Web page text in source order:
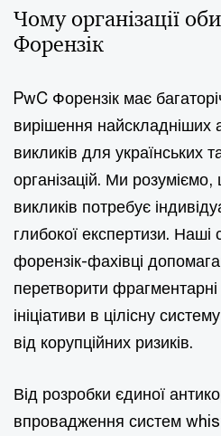
Чому організації
Форензік
PwC Форензік має
вирішення найскладніших
викликів для українських
організацій. Ми
викликів потребує
глибокої експертизи. Наші
форензік-фахівці
перетворити фрагментарні
ініціативи в цілісну
від корупційних ризиків.
Від розробки єдиної
впровадження систем